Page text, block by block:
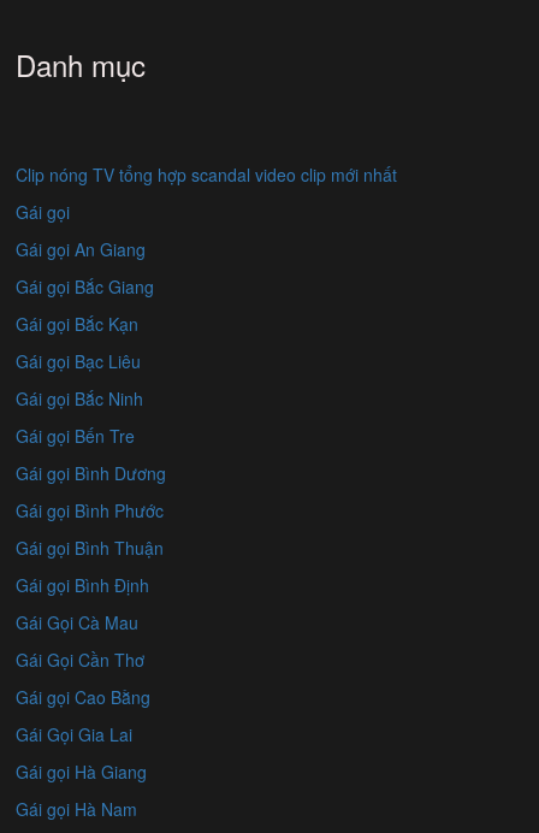
Danh mục
Clip nóng TV tổng hợp scandal video clip mới nhất
Gái gọi
Gái gọi An Giang
Gái gọi Bắc Giang
Gái gọi Bắc Kạn
Gái gọi Bạc Liêu
Gái gọi Bắc Ninh
Gái gọi Bến Tre
Gái gọi Bình Dương
Gái gọi Bình Phước
Gái gọi Bình Thuận
Gái gọi Bình Định
Gái Gọi Cà Mau
Gái Gọi Cần Thơ
Gái gọi Cao Bằng
Gái Gọi Gia Lai
Gái gọi Hà Giang
Gái gọi Hà Nam